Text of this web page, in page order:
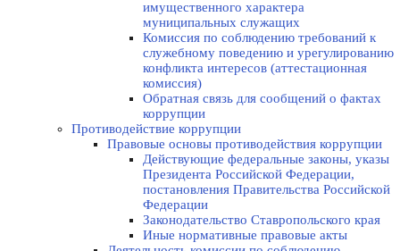
имущественного характера
муниципальных служащих
Комиссия по соблюдению требований к
служебному поведению и урегулированию
конфликта интересов (аттестационная
комиссия)
Обратная связь для сообщений о фактах
коррупции
Противодействие коррупции
Правовые основы противодействия коррупции
Действующие федеральные законы, указы
Президента Российской Федерации,
постановления Правительства Российской
Федерации
Законодательство Ставропольского края
Иные нормативные правовые акты